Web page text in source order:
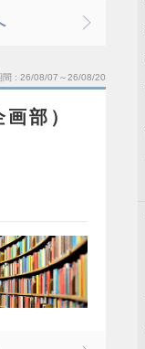
間 26/08/07～26/08/20
部）